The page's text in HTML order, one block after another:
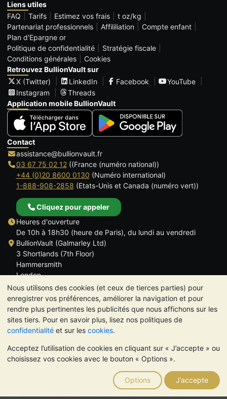
Nous utilisons des cookies (et ceux de tierces parties) pour
enregistrer vos préférences, améliorer la navigation et pour
rendre plus pertinentes les publicités que nous affichons sur les
sites tiers. Pour en savoir plus, lisez nos politiques de
confidentialité et sur les cookies.
Acceptez l’utilisation de cookies en cliquant sur « J’accepte » ou
choisissez vos cookies avec le bouton « Options ».
Options J’accepte
Liens utiles
FAQ
Tarifs Estimez vos frais
t oz/kg
Partenariat professionnels
Affililiation
Compte enfant
Plan d'Epargne or
Politique de confidentialité
Stratégie fiscale
Conditions générales
Cookies
Retrouvez BullionVault sur
X (Twitter)
LinkedIn Facebook
YouTube
Instagram
Threads
Application mobile BullionVault
Contact
assistance@bullionvault.fr
03 67 75 02 12((France (numéro national))
+44 (0)20 8600 0130 (Numéro international)
1-888-908-2858 (Etats-Unis et Canada (numéro vert))
Cliquez pour appeler
Heures d'ouverture
De 10h à 18h30 (heure de Paris), du lundi au vendredi
BullionVault (Galmarley Ltd)
3 Shortlands (7th Floor)
Hammersmith
London
W6 8DA
ROYAUME UNI
TrustScore 4.6 | 534 avis
VEUILLEZ NOTER: La valeur des métaux précieux peut aussi
bien baisser qu'augmenter. Les tendances historiques ne
garantissent pas l'évolution future des cours. Rien sur les sites
Internet de BullionVault ou dans ses communications ne